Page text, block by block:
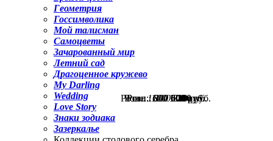
Розн.:1600 1 200руб.
Розн.:800 600руб.
Розн.:800 600руб.
Розн.:1080 810руб.
Геометрия
Госсимволика
Мой талисман
Самоцветы
Зачарованный мир
Летний сад
Драгоценное кружево
My Darling
Wedding
Love Story
Знаки зодиака
Зазеркалье